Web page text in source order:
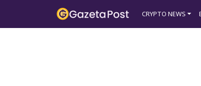
CRYPTO NEWS